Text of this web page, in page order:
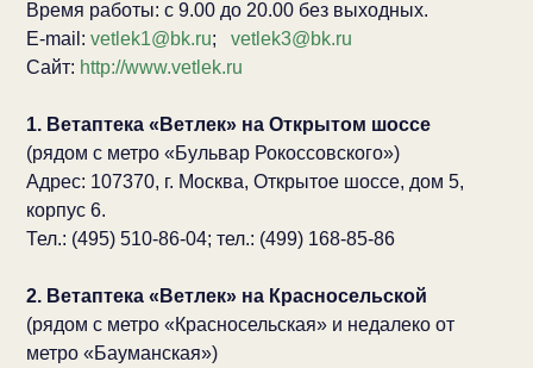
Время работы: с 9.00 до 20.00 без выходных.
E-mail: vetlek1@bk.ru; vetlek3@bk.ru
Сайт: http://www.vetlek.ru
1. Ветаптека «Ветлек» на Открытом шоссе
(рядом с метро «Бульвар Рокоссовского»)
Адрес: 107370, г. Москва, Открытое шоссе, дом 5,
корпус 6.
Тел.: (495) 510-86-04; тел.: (499) 168-85-86
2. Ветаптека «Ветлек» на Красносельской
(рядом с метро «Красносельская» и недалеко от
метро «Бауманская»)